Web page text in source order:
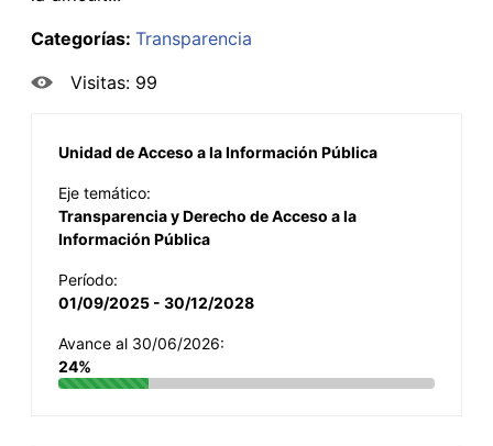
Categorías: Transparencia
Visitas: 99
Unidad de Acceso a la Información Pública
Eje temático:
Transparencia y Derecho de Acceso a la
Información Pública
Período:
01/09/2025 - 30/12/2028
Avance al 30/06/2026:
24%